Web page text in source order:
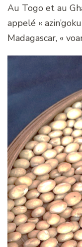
Au Togo et au
appelé «
Madagascar, «